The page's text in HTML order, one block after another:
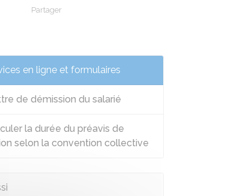
Partager
en ligne et formulaires
de démission du salarié
la durée du préavis de
selon la convention collective